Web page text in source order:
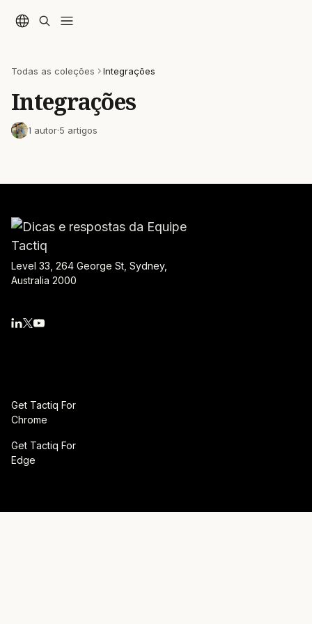
Todas as coleções Integrações
Integrações
1 autor·5 artigos
Level 33, 264 George St, Sydney,
Australia 2000
Get Tactiq For
Chrome
Get Tactiq For
Edge